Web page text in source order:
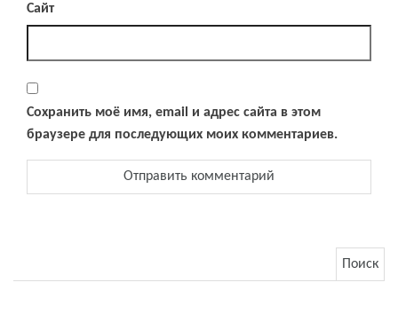
Сайт
Сохранить моё имя, email и адрес сайта в этом
браузере для последующих моих комментариев.